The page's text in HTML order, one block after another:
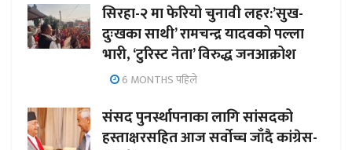
सिरहा-२ मा फेरियो चुनावी लहर:’सुख-
दुःखका साथी’ रामचन्द्र यादवको पल्ला
भारी, ‘टुरिस्ट नेता’ विरुद्ध जनआक्रोश
6 MONTHS पहिले
संसद पुनर्स्थापनाका लागि सांसदको
हस्ताक्षरसहित आज सर्वोच्च जाँदै कांग्रेस-